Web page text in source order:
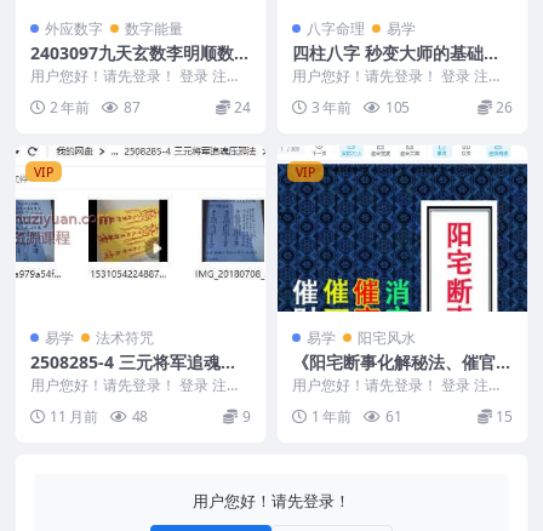
外应数字 数字能量
2403097九天玄数李明顺数字
预测学
用户您好！请先登录！ 登录 注册
2403097九天玄数李明顺数字预测
学 第10...
2 年前 87 24
八字命理 易学
四柱八字 秒变大师的基础速
通通关课 2集视频
用户您好！请先登录！ 登录 注册
秒变大师的基础速通通关课 Y2306
-84 &...
3 年前 105 26
VIP
易学 法术符咒
2508285-4 三元将军追魂压
邪法
用户您好！请先登录！ 登录 注册
三元将军追魂压邪法 2508285-4
11 月前 48 9
VIP
易学 阳宅风水
《阳宅断事化解秘法、催官、
催财、催丁、消灾》风水化解
309P
用户您好！请先登录！ 登录 注册
《阳宅断事化解秘法、催官、催
财、催丁、消灾》风...
1 年前 61 15
用户您好！请先登录！